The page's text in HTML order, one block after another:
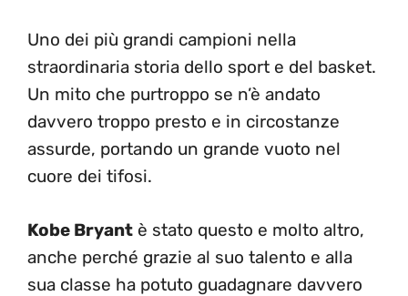
Uno dei più grandi campioni nella
straordinaria storia dello sport e del basket.
Un mito che purtroppo se n’è andato
davvero troppo presto e in circostanze
assurde, portando un grande vuoto nel
cuore dei tifosi.
Kobe Bryant è stato questo e molto altro,
anche perché grazie al suo talento e alla
sua classe ha potuto guadagnare davvero